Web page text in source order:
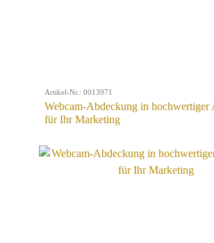
Artikel-Nr.: 0013971
Webcam-Abdeckung in hochwertiger
für Ihr Marketing